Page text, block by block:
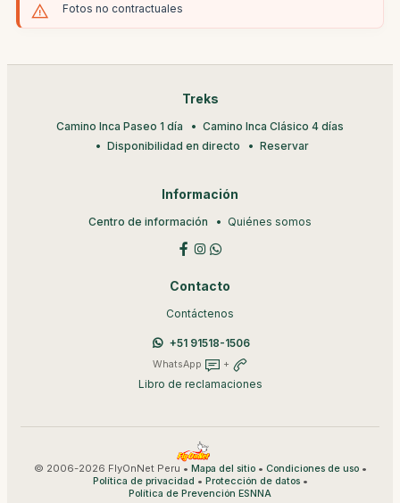
Fotos no contractuales
Treks
Camino Inca Paseo 1 día
Camino Inca Clásico 4 días
Disponibilidad en directo
Reservar
Información
Centro de información Quiénes somos
Contacto
Contáctenos
+51 91518-1506
WhatsApp +
Libro de reclamaciones
© 2006-2026 FlyOnNet Peru • Mapa del sitio• Condiciones de uso•
Política de privacidad • Protección de datos•
Política de Prevención ESNNA